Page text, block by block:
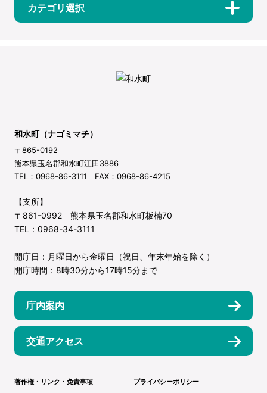
カテゴリ選択
和水町（ナゴミマチ）
〒865-0192
熊本県玉名郡和水町江田3886
TEL：0968-86-3111 FAX：0968-86-4215
【支所】
〒861-0992 熊本県玉名郡和水町板楠70
TEL：0968-34-3111
開庁日：月曜日から金曜日（祝日、年末年始を除く）
開庁時間：8時30分から17時15分まで
庁内案内
交通アクセス
著作権・リンク・免責事項 プライバシーポリシー